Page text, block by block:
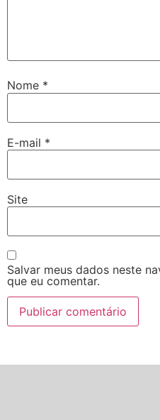
Nome *
E-mail *
Site
Salvar meus dados neste
que eu comentar.